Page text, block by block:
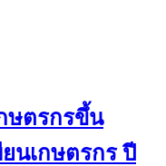
ษตรกรขึ้น
นเกษตรกร ปี